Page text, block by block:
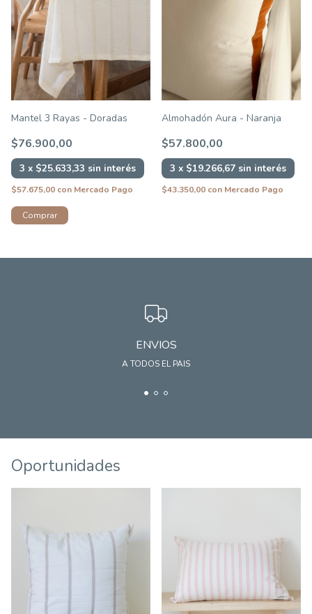
Mantel 3 Rayas - Doradas
$76.900,00
3 x $25.633,33 sin interés
$57.675,00 con Mercado Pago
Comprar
Almohadón Aura - Naranja
$57.800,00
3 x $19.266,67 sin interés
$43.350,00 con Mercado Pago
ENVIOS
A TODOS EL PAIS
Oportunidades